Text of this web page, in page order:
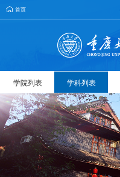
首页
学院列表 学科列表